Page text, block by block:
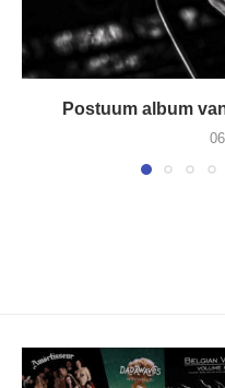
Postuum album